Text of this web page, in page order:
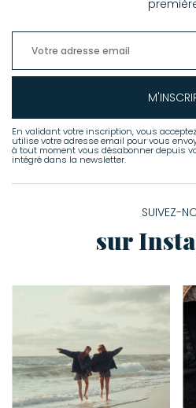
En validant votre inscription, vous
utilise votre adresse email pour vous
à tout moment vous désabonner depuis
intégré dans la newsletter.
SUIVEZ-
sur